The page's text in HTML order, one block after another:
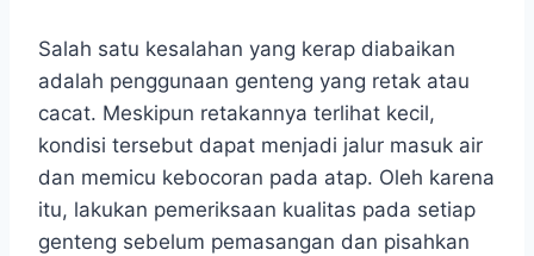
Salah satu kesalahan yang kerap diabaikan
adalah penggunaan genteng yang retak atau
cacat. Meskipun retakannya terlihat kecil,
kondisi tersebut dapat menjadi jalur masuk air
dan memicu kebocoran pada atap. Oleh karena
itu, lakukan pemeriksaan kualitas pada setiap
genteng sebelum pemasangan dan pisahkan